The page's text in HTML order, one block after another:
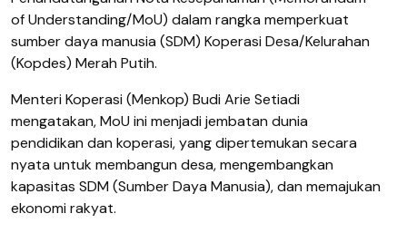
of Understanding/MoU) dalam rangka memperkuat
sumber daya manusia (SDM) Koperasi Desa/Kelurahan
(Kopdes) Merah Putih.
Menteri Koperasi (Menkop) Budi Arie Setiadi
mengatakan, MoU ini menjadi jembatan dunia
pendidikan dan koperasi, yang dipertemukan secara
nyata untuk membangun desa, mengembangkan
kapasitas SDM (Sumber Daya Manusia), dan memajukan
ekonomi rakyat.